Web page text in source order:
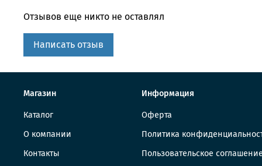
Отзывов еще никто не оставлял
Написать отзыв
Магазин
Каталог
О компании
Контакты
Информация
Оферта
Политика
Пользовательское